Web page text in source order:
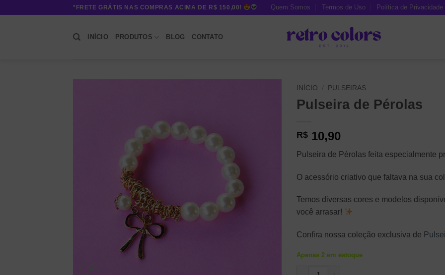
*FRETE GRÁTIS NAS COMPRAS ACIMA DE R$ 150,00! Quem Somos Termos de Uso Política de Privacidade
INÍCIO PRODUTOS BLOG CONTATO
INÍCIO PULSEIRAS
Pulseira de Pérolas
R$ 10,90
Pulseira de Pérolas feita especialmente
O acessório criativo que faltava na sua
Temos diversas cores e modelos
você arrasar!
Confira nossa coleção exclusiva de
Apenas 2 em estoque
Pulseira de Pérolas quantidade